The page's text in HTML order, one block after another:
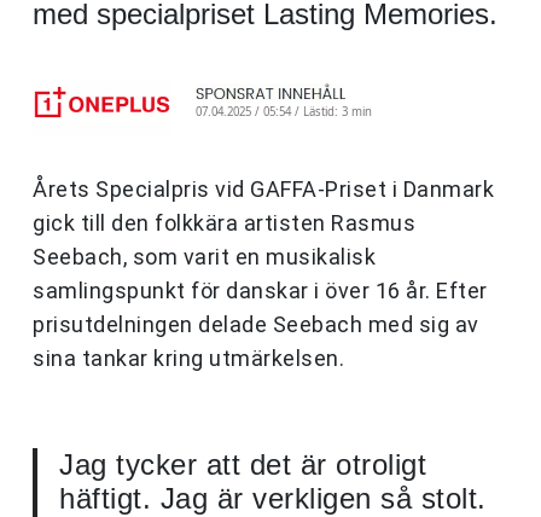
med specialpriset Lasting Memories.
07.04.2025 / 05:54 / Lästid: 3 min
Årets Specialpris vid GAFFA-Priset i Danmark
gick till den folkkära artisten Rasmus
Seebach, som varit en musikalisk
samlingspunkt för danskar i över 16 år. Efter
prisutdelningen delade Seebach med sig av
sina tankar kring utmärkelsen.
Jag tycker att det är otroligt
häftigt. Jag är verkligen så stolt.